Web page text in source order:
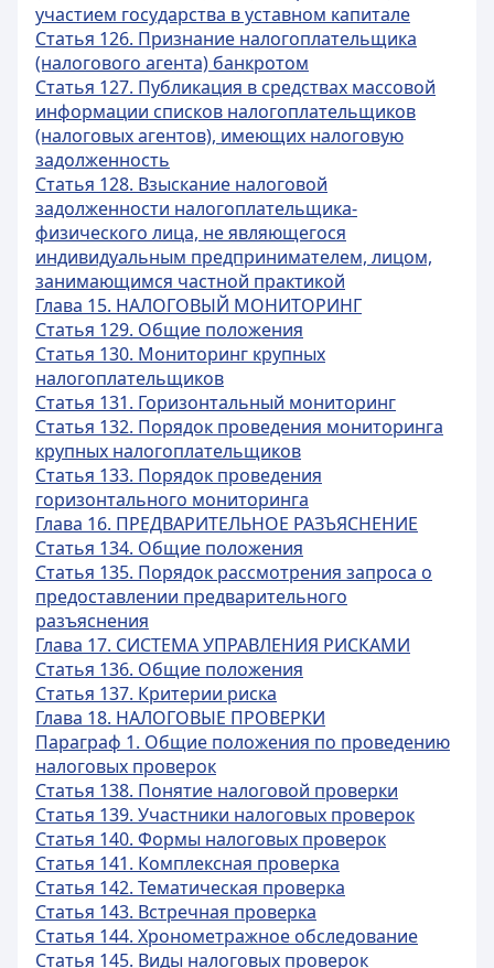
участием государства в уставном капитале
Статья 126. Признание налогоплательщика
(налогового агента) банкротом
Статья 127. Публикация в средствах массовой
информации списков налогоплательщиков
(налоговых агентов), имеющих налоговую
задолженность
Статья 128. Взыскание налоговой
задолженности налогоплательщика-
физического лица, не являющегося
индивидуальным предпринимателем, лицом,
занимающимся частной практикой
Глава 15. НАЛОГОВЫЙ МОНИТОРИНГ
Статья 129. Общие положения
Статья 130. Мониторинг крупных
налогоплательщиков
Статья 131. Горизонтальный мониторинг
Статья 132. Порядок проведения мониторинга
крупных налогоплательщиков
Статья 133. Порядок проведения
горизонтального мониторинга
Глава 16. ПРЕДВАРИТЕЛЬНОЕ РАЗЪЯСНЕНИЕ
Статья 134. Общие положения
Статья 135. Порядок рассмотрения запроса о
предоставлении предварительного
разъяснения
Глава 17. СИСТЕМА УПРАВЛЕНИЯ РИСКАМИ
Статья 136. Общие положения
Статья 137. Критерии риска
Глава 18. НАЛОГОВЫЕ ПРОВЕРКИ
Параграф 1. Общие положения по проведению
налоговых проверок
Статья 138. Понятие налоговой проверки
Статья 139. Участники налоговых проверок
Статья 140. Формы налоговых проверок
Статья 141. Комплексная проверка
Статья 142. Тематическая проверка
Статья 143. Встречная проверка
Статья 144. Хронометражное обследование
Статья 145. Виды налоговых проверок